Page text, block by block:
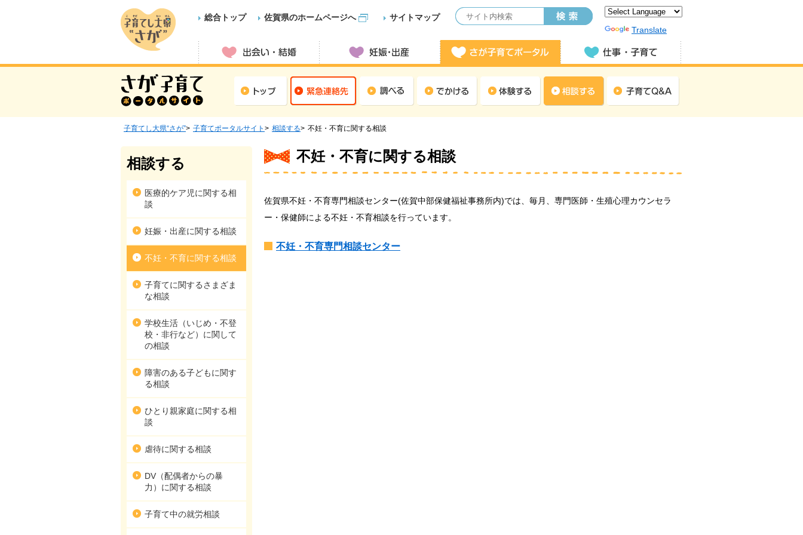
総合トップ 佐賀県のホームページへ サイトマップ
Translate
子育てし大県“さが” 子育てポータルサイト 相談する 不妊・不育に関する相談
不妊・不育に関する相談
佐賀県不妊・不育専門相談センター(佐賀中部保健福祉事務所内)では、毎月、専門医師・生殖心理カウンセラ
ー・保健師による不妊・不育相談を行っています。
不妊・不育専門相談センター
相談する
医療的ケア児に関する相
談
妊娠・出産に関する相談
不妊・不育に関する相談
子育てに関するさまざま
な相談
学校生活（いじめ・不登
校・非行など）に関して
の相談
障害のある子どもに関す
る相談
ひとり親家庭に関する相
談
虐待に関する相談
DV（配偶者からの暴
力）に関する相談
子育て中の就労相談